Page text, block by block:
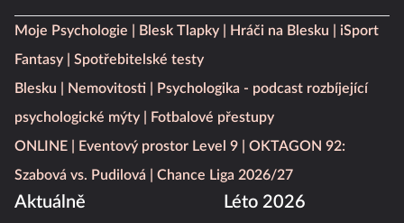
Moje Psychologie Blesk Tlapky Hráči na Blesku
iSport
Fantasy
Spotřebitelské testy
Blesku
Nemovitosti
Psychologika - podcast rozbíjející
psychologické mýty
Fotbalové přestupy
ONLINE
Eventový prostor Level 9
OKTAGON 92:
Szabová vs. Pudilová
Chance Liga 2026/27
Aktuálně Léto 2026